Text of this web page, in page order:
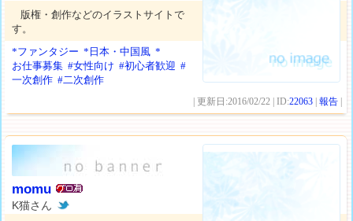
版権・創作などのイラストサイトで
す。
*ファンタジー *日本・中国風 *
お仕事募集 #女性向け #初心者歓迎 #
一次創作 #二次創作
| 更新日:2016/02/22 | ID:22063 |報告
momu
K猫さん